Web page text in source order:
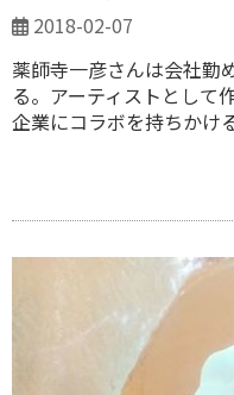
2018-02-07
薬師寺一彦さんは会社勤
る。アーティストとして
企業にコラボを持ちかけ